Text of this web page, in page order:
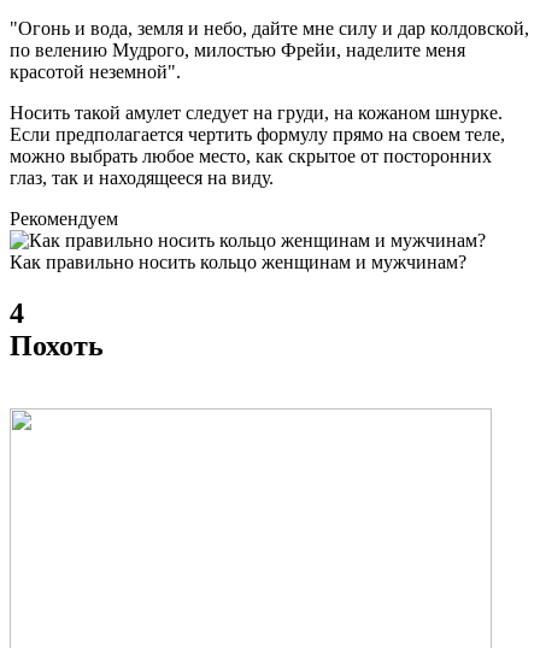
"Огонь и вода, земля и небо, дайте мне силу и дар колдовской,
по велению Мудрого, милостью Фрейи, наделите меня
красотой неземной".
Носить такой амулет следует на груди, на кожаном шнурке.
Если предполагается чертить формулу прямо на своем теле,
можно выбрать любое место, как скрытое от посторонних
глаз, так и находящееся на виду.
Рекомендуем
Как правильно носить кольцо женщинам и мужчинам?
4
Похоть